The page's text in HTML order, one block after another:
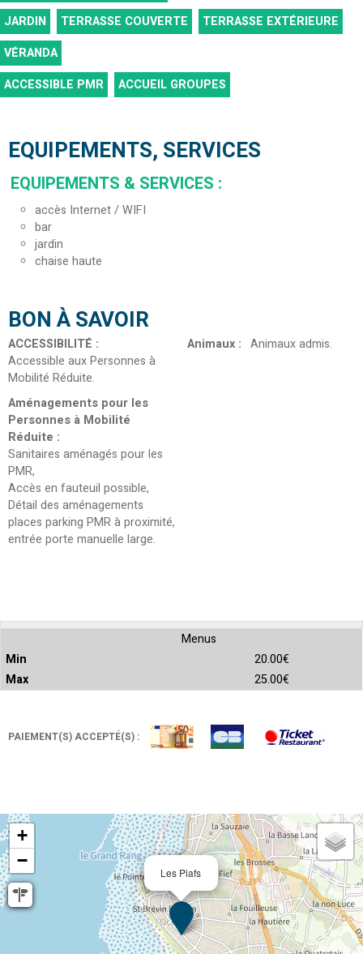
JARDIN
TERRASSE COUVERTE
TERRASSE EXTÉRIEURE
VÉRANDA
ACCESSIBLE PMR
ACCUEIL GROUPES
EQUIPEMENTS, SERVICES
EQUIPEMENTS & SERVICES :
accès Internet / WIFI
bar
jardin
chaise haute
BON À SAVOIR
ACCESSIBILITÉ :
Accessible aux Personnes à
Mobilité Réduite
Aménagements pour les
Personnes à Mobilité
Réduite :
Sanitaires aménagés pour les
PMR
Accès en fauteuil possible
Détail des aménagements
places parking PMR à proximité,
entrée porte manuelle large
Animaux : Animaux admis
Menus
20.00€
25.00€
PAIEMENT(S) ACCEPTÉ(S) :
Les Piafs
+
−